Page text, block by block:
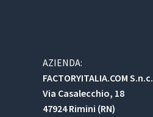
AZIENDA:
FACTORYITALIA.COM S.n.c.
Via Casalecchio, 18
47924 Rimini (RN)